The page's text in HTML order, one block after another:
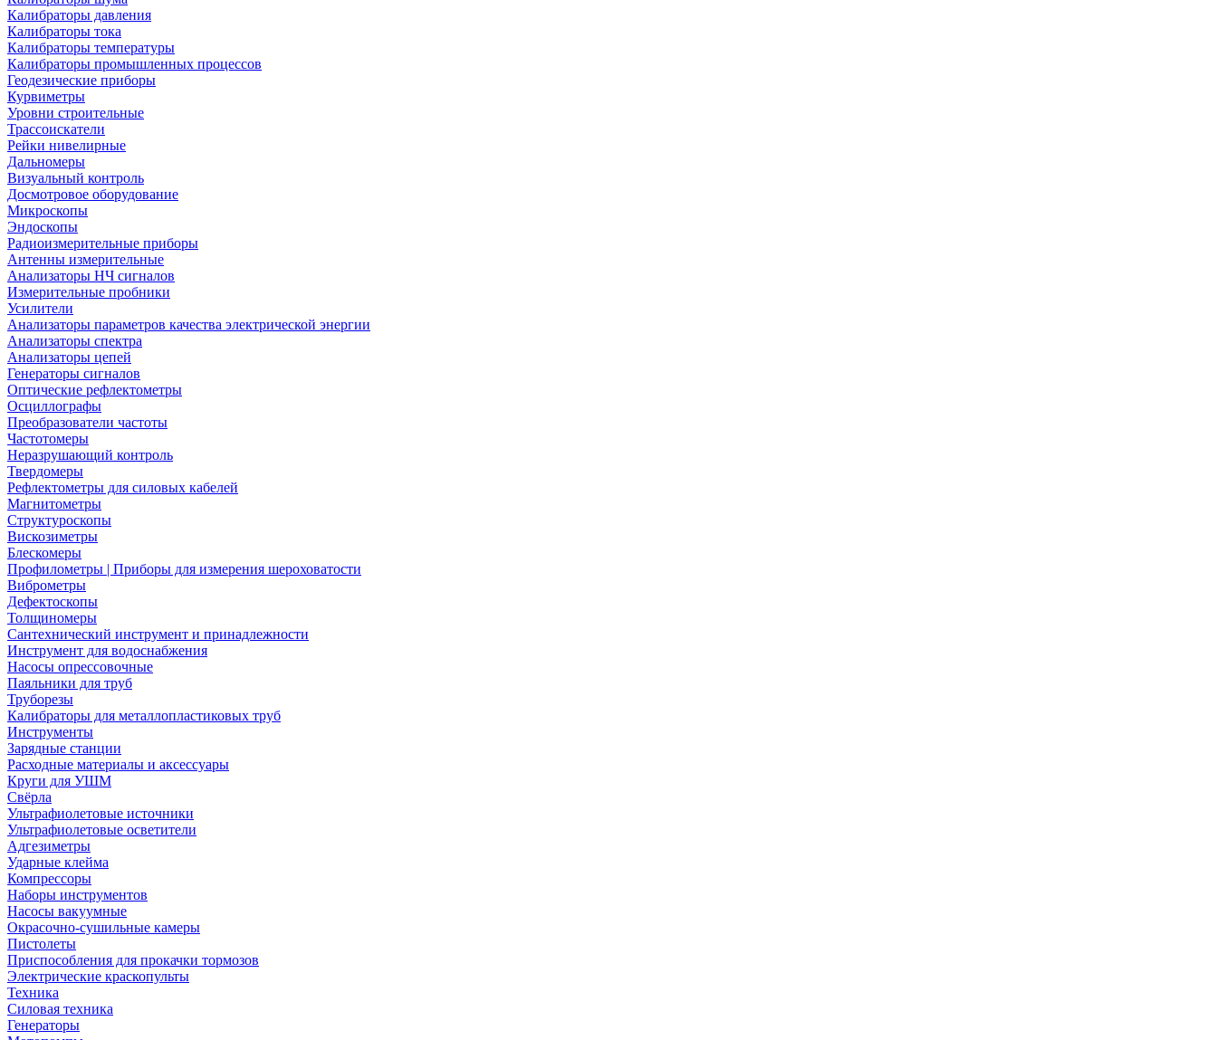
Калибраторы давления
Калибраторы тока
Калибраторы температуры
Калибраторы промышленных процессов
Геодезические приборы
Курвиметры
Уровни строительные
Трассоискатели
Рейки нивелирные
Дальномеры
Визуальный контроль
Досмотровое оборудование
Микроскопы
Эндоскопы
Радиоизмерительные приборы
Антенны измерительные
Анализаторы НЧ сигналов
Измерительные пробники
Усилители
Анализаторы параметров качества электрической энергии
Анализаторы спектра
Анализаторы цепей
Генераторы сигналов
Оптические рефлектометры
Осциллографы
Преобразователи частоты
Частотомеры
Неразрушающий контроль
Твердомеры
Рефлектометры для силовых кабелей
Магнитометры
Структуроскопы
Вискозиметры
Блескомеры
Профилометры | Приборы для измерения шероховатости
Виброметры
Дефектоскопы
Толщиномеры
Сантехнический инструмент и принадлежности
Инструмент для водоснабжения
Насосы опрессовочные
Паяльники для труб
Труборезы
Калибраторы для металлопластиковых труб
Инструменты
Зарядные станции
Расходные материалы и аксессуары
Круги для УШМ
Свёрла
Ультрафиолетовые источники
Ультрафиолетовые осветители
Адгезиметры
Ударные клейма
Компрессоры
Наборы инструментов
Насосы вакуумные
Окрасочно-сушильные камеры
Пистолеты
Приспособления для прокачки тормозов
Электрические краскопульты
Техника
Силовая техника
Генераторы